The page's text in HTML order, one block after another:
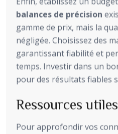
balances de précision
gamme de prix, mais la
négligée. Choisissez des
garantissant fiabilité et
temps. Investir dans un
pour des résultats fiables
Ressources utiles
Pour approfondir vos